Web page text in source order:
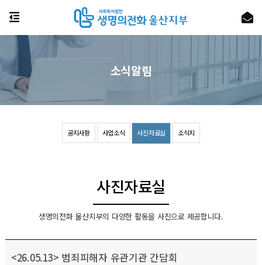
공지사항 사업소식 사진자료실 소식지
소식알림
사진자료실
생명의전화 울산지부의 다양한 활동을 사진으로 제공합니다.
<26.05.13> 범죄피해자 유관기관 간담회